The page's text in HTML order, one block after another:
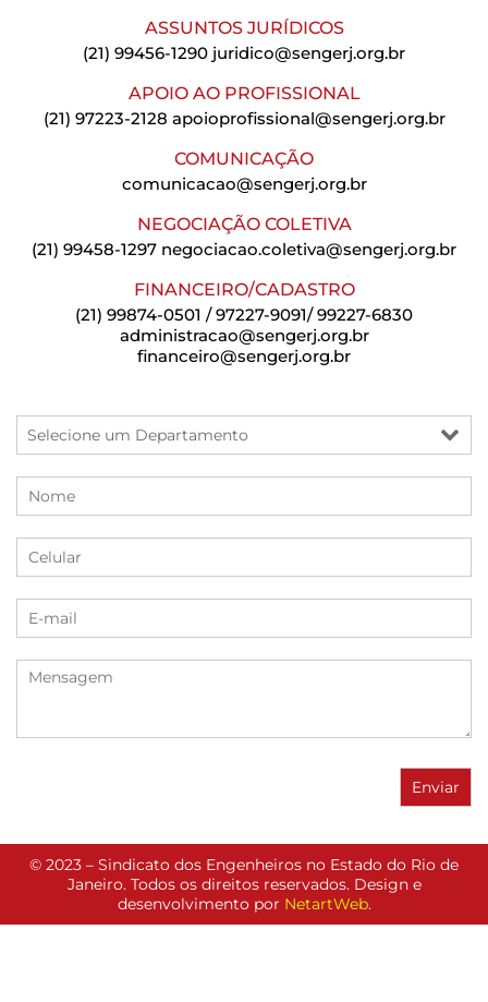
ASSUNTOS JURÍDICOS
(21) 99456-1290 juridico@sengerj.org.br
APOIO AO PROFISSIONAL
(21) 97223-2128 apoioprofissional@sengerj.org.br
COMUNICAÇÃO
comunicacao@sengerj.org.br
NEGOCIAÇÃO COLETIVA
(21) 99458-1297 negociacao.coletiva@sengerj.org.br
FINANCEIRO/CADASTRO
(21) 99874-0501 / 97227-9091/ 99227-6830
administracao@sengerj.org.br
financeiro@sengerj.org.br
© 2023 – Sindicato dos Engenheiros no Estado do Rio de
Janeiro. Todos os direitos reservados. Design e
desenvolvimento por NetartWeb.